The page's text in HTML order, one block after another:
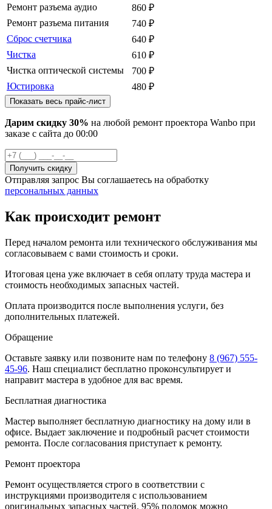
Ремонт разъема аудио
860 ₽
Ремонт разъема питания
740 ₽
Сброс счетчика
640 ₽
Чистка
610 ₽
Чистка оптической системы
700 ₽
Юстировка
480 ₽
Показать весь прайс-лист
Дарим скидку 30% на любой ремонт проектора Wanbo при
заказе с сайта до 00:00
Отправляя запрос Вы соглашаетесь на обработку
персональных данных
Как происходит ремонт
Перед началом ремонта или технического обслуживания мы
согласовываем с вами стоимость и сроки.
Итоговая цена уже включает в себя оплату труда мастера и
стоимость необходимых запасных частей.
Оплата производится после выполнения услуги, без
дополнительных платежей.
Обращение
Оставьте заявку или позвоните нам по телефону 8 (967) 555-
45-96. Наш специалист бесплатно проконсультирует и
направит мастера в удобное для вас время.
Бесплатная диагностика
Мастер выполняет бесплатную диагностику на дому или в
офисе. Выдает заключение и подробный расчет стоимости
ремонта. После согласования приступает к ремонту.
Ремонт проектора
Ремонт осуществляется строго в соответствии с
инструкциями производителя с использованием
оригинальных запасных частей. 95% поломок можно